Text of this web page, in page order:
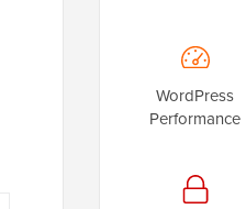
WordPress
Performance